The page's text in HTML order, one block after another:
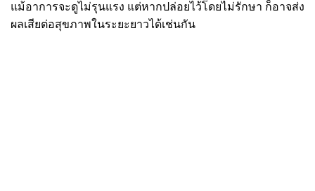
แม้อาการจะดูไม่รุนแรง แต่หากปล่อยไว้โดยไม่รักษา ก็อาจส่ง
ผลเสียต่อสุขภาพในระยะยาวได้เช่นกัน